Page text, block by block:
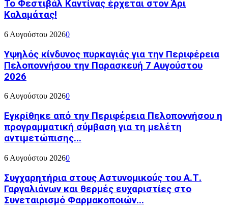
Το Φεστιβάλ Καντίνας έρχεται στον Άρι
Καλαμάτας!
6 Αυγούστου 20260
Υψηλός κίνδυνος πυρκαγιάς για την Περιφέρεια
Πελοποννήσου την Παρασκευή 7 Αυγούστου
2026
6 Αυγούστου 20260
Εγκρίθηκε από την Περιφέρεια Πελοποννήσου η
προγραμματική σύμβαση για τη μελέτη
αντιμετώπισης...
6 Αυγούστου 20260
Συγχαρητήρια στους Αστυνομικούς του Α.Τ.
Γαργαλιάνων και θερμές ευχαριστίες στο
Συνεταιρισμό Φαρμακοποιών...